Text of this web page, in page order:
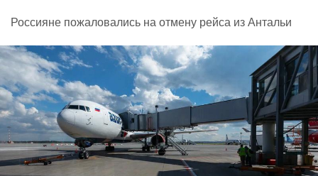
Россияне пожаловались на отмену рейса из Антальи